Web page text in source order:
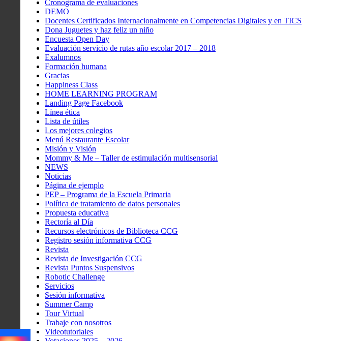
Cronograma de evaluaciones
DEMO
Docentes Certificados Internacionalmente en Competencias Digitales y en TICS
Dona Juguetes y haz feliz un niño
Encuesta Open Day
Evaluación servicio de rutas año escolar 2017 – 2018
Exalumnos
Formación humana
Gracias
Happiness Class
HOME LEARNING PROGRAM
Landing Page Facebook
Línea ética
Lista de útiles
Los mejores colegios
Menú Restaurante Escolar
Misión y Visión
Mommy & Me – Taller de estimulación multisensorial
NEWS
Noticias
Página de ejemplo
PEP – Programa de la Escuela Primaria
Política de tratamiento de datos personales
Propuesta educativa
Rectoría al Día
Recursos electrónicos de Biblioteca CCG
Registro sesión informativa CCG
Revista
Revista de Investigación CCG
Revista Puntos Suspensivos
Robotic Challenge
Servicios
Sesión informativa
Summer Camp
Tour Virtual
Trabaje con nosotros
Videotutoriales